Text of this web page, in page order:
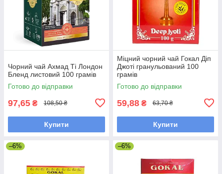
Чорний чай Ахмад Ті Лондон
Бленд листовий 100 грамів
Готово до відправки
97,65 ₴ 108,50 ₴
Купити
Міцний чорний чай Гокал Діп
Джоті гранульований 100
грамів
Готово до відправки
59,88 ₴ 63,70 ₴
Купити
–6% –6%